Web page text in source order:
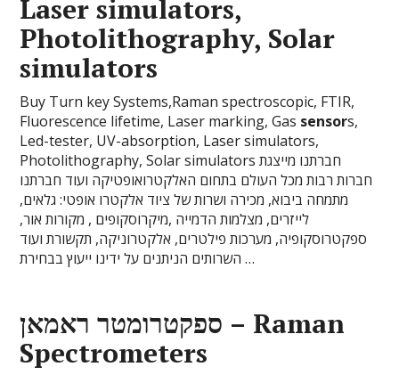
Laser simulators,
Photolithography, Solar
simulators
Buy Turn key Systems,Raman spectroscopic, FTIR,
Fluorescence lifetime, Laser marking, Gas sensors,
Led-tester, UV-absorption, Laser simulators,
Photolithography, Solar simulators חברתנו מייצגת
חברות רבות מכל העולם בתחום האלקטרואופטיקה ועוד חברתנו
מתמחה ביבוא, מכירה ושרות של ציוד אלקטרו אופטי: גלאים,
לייזרים, מצלמות הדמייה ,מיקרוסקופים , מקורות אור,
ספקטרוסקופיה, מערכות פילטרים, אלקטרוניקה, תקשורת ועוד
השרותים הניתנים על ידינו ייעוץ בבחירת …
ספקטרומטר ראמאן – Raman
Spectrometers